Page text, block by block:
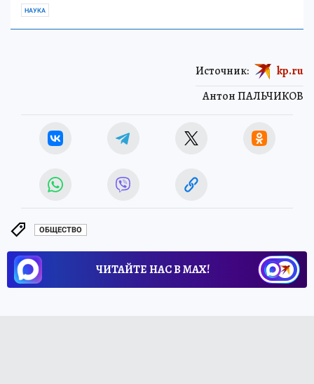
НАУКА
Антон ПАЛЬЧИКОВ
Источник: kp.ru
ОБЩЕСТВО
ЧИТАЙТЕ НАС В МАХ!